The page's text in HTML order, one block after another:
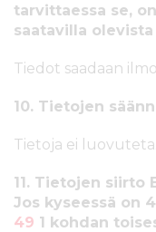
tarvittaessa se,
saatavilla
Tiedot saadaan
10. Tietojen
Tietoja ei luovuteta.
11. Tietojen siirto
Jos kyseessä on
49 1 kohdan